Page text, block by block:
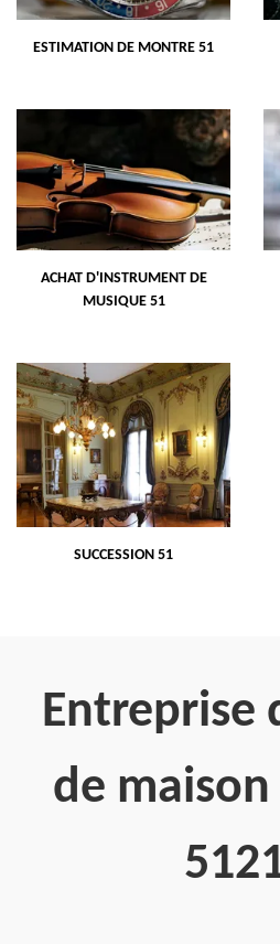
ESTIMATION DE MONTRE 51
ACHAT D'INSTRUMENT DE
MUSIQUE 51
SUCCESSION 51
Entreprise
de